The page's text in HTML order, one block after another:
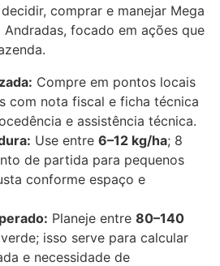
comprar e manejar Mega
Andradas, focado em ações que
Compre em pontos locais
com nota fiscal e ficha técnica
e assistência técnica.
Use entre 6–12 kg/ha; 8
de partida para pequenos
conforme espaço e
Planeje entre 80–140
isso serve para calcular
e necessidade de